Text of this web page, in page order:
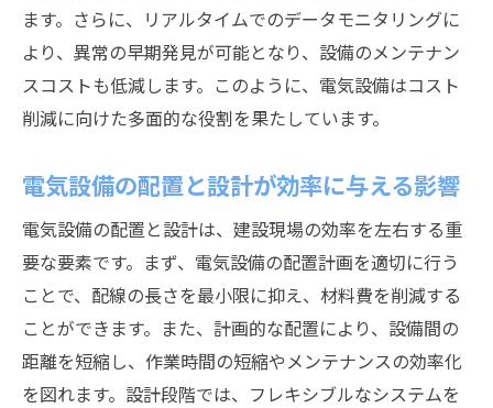
プロジェクト管理における電気設備の役割
労働時間短縮と生産性の関係性
持続可能な建設を支える電気設備の未来展望
電気設備業界の未来を形作るトレンド
持続可能な設計とそのインパクト
環境に優しい設備の普及とその影響
エネルギー保存の最新技術と展望
サステナブルな建設を支える政策と規制
建設現場での電気設備がもたらす持続可能な未
来
ます。さらに、リアルタイムでのデータモニタリングに
より、異常の早期発見が可能となり、設備のメンテナン
スコストも低減します。このように、電気設備はコスト
削減に向けた多面的な役割を果たしています。
電気設備の配置と設計が効率に与える影響
電気設備の配置と設計は、建設現場の効率を左右する重
要な要素です。まず、電気設備の配置計画を適切に行う
ことで、配線の長さを最小限に抑え、材料費を削減する
ことができます。また、計画的な配置により、設備間の
距離を短縮し、作業時間の短縮やメンテナンスの効率化
を図れます。設計段階では、フレキシブルなシステムを